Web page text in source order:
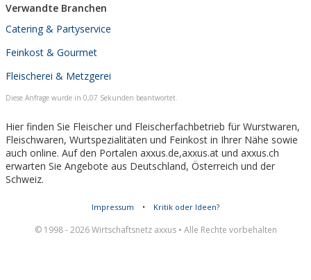
Verwandte Branchen
Catering & Partyservice
Feinkost & Gourmet
Fleischerei & Metzgerei
Diese Anfrage wurde in 0,07 Sekunden beantwortet.
Hier finden Sie Fleischer und Fleischerfachbetrieb für Wurstwaren,
Fleischwaren, Wurtspezialitäten und Feinkost in Ihrer Nähe sowie
auch online. Auf den Portalen axxus.de,axxus.at und axxus.ch
erwarten Sie Angebote aus Deutschland, Österreich und der
Schweiz.
Impressum • Kritik oder Ideen?
© 1998 - 2026 Wirtschaftsnetz axxus • Alle Rechte vorbehalten